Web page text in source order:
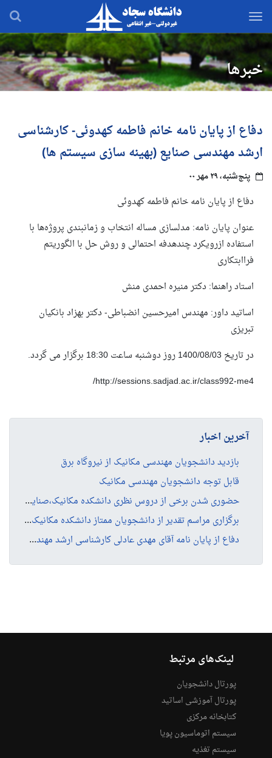
رفتن
محتوای
اصلی
خبرها
دفاع از پایان نامه خانم فاطمه کهدوئی- کارشناسی
ارشد مهندسی صنایع (بهینه سازی سیستم ها)
پنج‌شنبه، ۲۹ مهر ۰۰
دفاع از پایان نامه خانم فاطمه کهدوئی
عنوان پایان نامه: مدلسازی مساله انتخاب و زمانبندی پروژه‌ها با
استفاده ازرویکرد چندهدفه احتمالی‌ و روش حل با الگوریتم
فراابتکاری
استاد راهنما: دکتر منیره احمدی منش
اساتید داور: مهندس امیرحسین انضباطی- دکتر بهزاد بانکیان
تبریزی
در تاریخ 1400/08/03روز دوشنبه ساعت18:30 برگزار می گردد.
http://sessions.sadjad.ac.ir/class992-me4/
آخرین اخبار
بازدید دانشجویان مهندسی مکانیک از نیروگاه برق
قابل توجه دانشجویان مهندسی مکانیک
حضو
ری شدن برخی از دروس نظری دانشکده مکانیک،صنایع و مدیریت در نیم سال دوم ۱۴۰۵-۱۴۰۴(هفته ۱۲ام)
برگ
زاری مراسم تقدیر از دانشجویان ممتاز دانشکده مکانیک،صنایع و مدیریت نیمسال اول ۱۴۰۴
دفا
ع از پایان نامه آقای مهدی عادلی کارشناسی ارشد مهندسی صنایع
لینک‌های مرتبط
پورتال دانشجویان
پورتال آموزشی اساتید
کتابخانه مرکزی
سیستم اتوماسیون پویا
سیستم تغذیه